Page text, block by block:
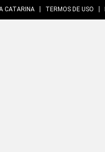
CATARINA TERMOS DE USO